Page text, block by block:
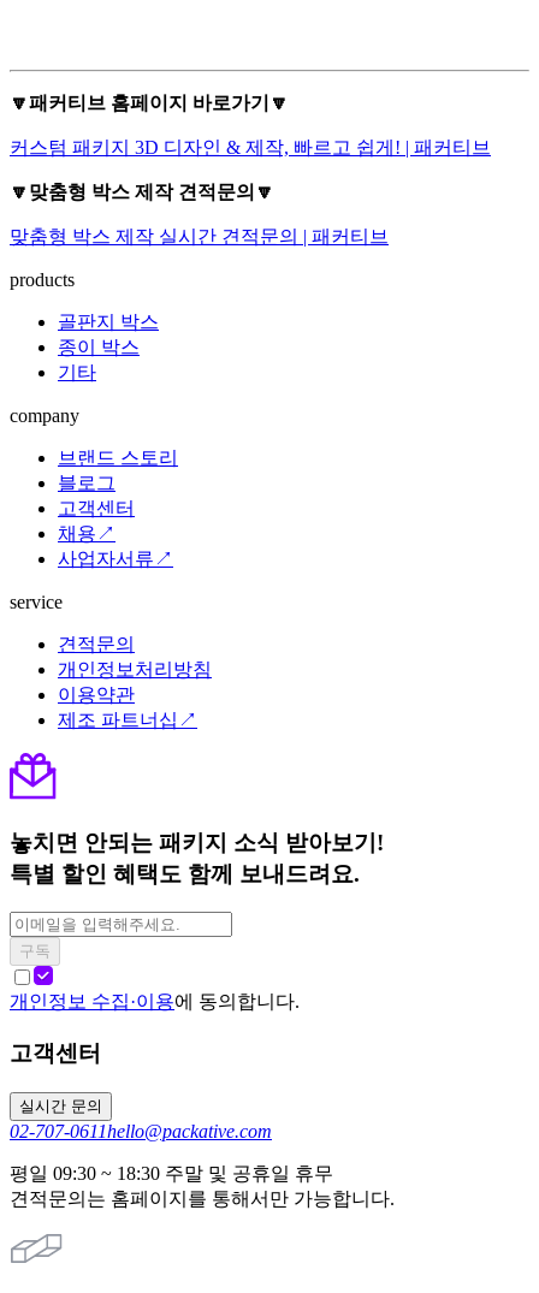
🔽패커티브 홈페이지 바로가기🔽
커스텀 패키지 3D 디자인 & 제작, 빠르고 쉽게! | 패커티브
🔽맞춤형 박스 제작 견적문의🔽
맞춤형 박스 제작 실시간 견적문의 | 패커티브
products
골판지 박스
종이 박스
기타
company
브랜드 스토리
블로그
고객센터
채용↗
사업자서류↗
service
견적문의
개인정보처리방침
이용약관
제조 파트너십↗
놓치면 안되는 패키지 소식 받아보기!
특별 할인 혜택도 함께 보내드려요.
구독
개인정보 수집·이용에 동의합니다.
고객센터
실시간 문의
02-707-0611hello@packative.com
평일 09:30 ~ 18:30 주말 및 공휴일 휴무
견적문의는 홈페이지를 통해서만 가능합니다.